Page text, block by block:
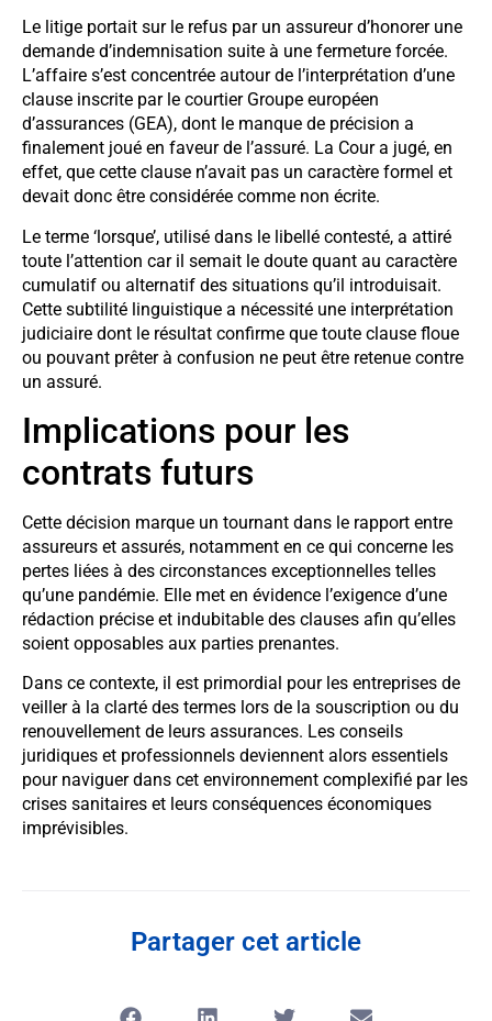
Le litige portait sur le refus par un assureur d’honorer une
demande d’indemnisation suite à une fermeture forcée.
L’affaire s’est concentrée autour de l’interprétation d’une
clause inscrite par le courtier Groupe européen
d’assurances (GEA), dont le manque de précision a
finalement joué en faveur de l’assuré. La Cour a jugé, en
effet, que cette clause n’avait pas un caractère formel et
devait donc être considérée comme non écrite.
Le terme ‘lorsque’, utilisé dans le libellé contesté, a attiré
toute l’attention car il semait le doute quant au caractère
cumulatif ou alternatif des situations qu’il introduisait.
Cette subtilité linguistique a nécessité une interprétation
judiciaire dont le résultat confirme que toute clause floue
ou pouvant prêter à confusion ne peut être retenue contre
un assuré.
Implications pour les
contrats futurs
Cette décision marque un tournant dans le rapport entre
assureurs et assurés, notamment en ce qui concerne les
pertes liées à des circonstances exceptionnelles telles
qu’une pandémie. Elle met en évidence l’exigence d’une
rédaction précise et indubitable des clauses afin qu’elles
soient opposables aux parties prenantes.
Dans ce contexte, il est primordial pour les entreprises de
veiller à la clarté des termes lors de la souscription ou du
renouvellement de leurs assurances. Les conseils
juridiques et professionnels deviennent alors essentiels
pour naviguer dans cet environnement complexifié par les
crises sanitaires et leurs conséquences économiques
imprévisibles.
Partager cet article